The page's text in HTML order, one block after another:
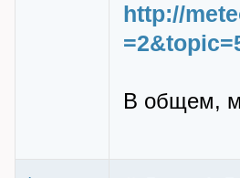
http://
В общем,